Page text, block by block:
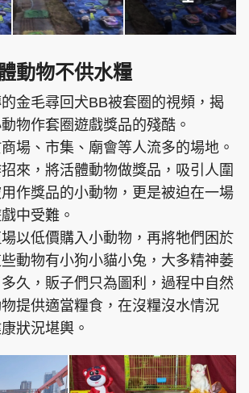
動物不供水糧
金毛尋回犬BB被套圈的視頻，揭
物作套圈遊戲獎品的殘酷。
場、市集、廟會等人流多的場地。
來，將活體動物做獎品，吸引人圍
作獎品的小動物，更是被迫在一場
中受難。
以低價購入小動物，再將牠們困於
動物有小狗小貓小兔，大多精神萎
久，販子們只為圖利，過程中自然
提供適當糧食，在沒糧沒水情況
狀況堪輿。